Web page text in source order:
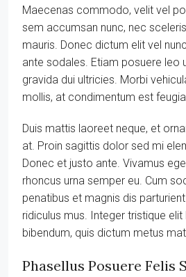
Maecenas commodo, velit vel
sem accumsan nunc, nec
mauris. Donec dictum elit vel
ante sodales. Etiam posuere leo
gravida dui ultricies. Morbi
mollis, at condimentum est
Duis mattis laoreet neque, et
at. Proin sagittis dolor sed mi
Donec et justo ante. Vivamus
rhoncus urna semper eu. Cum
penatibus et magnis dis
ridiculus mus. Integer tristique
bibendum, quis dictum metus
Phasellus Posuere Felis